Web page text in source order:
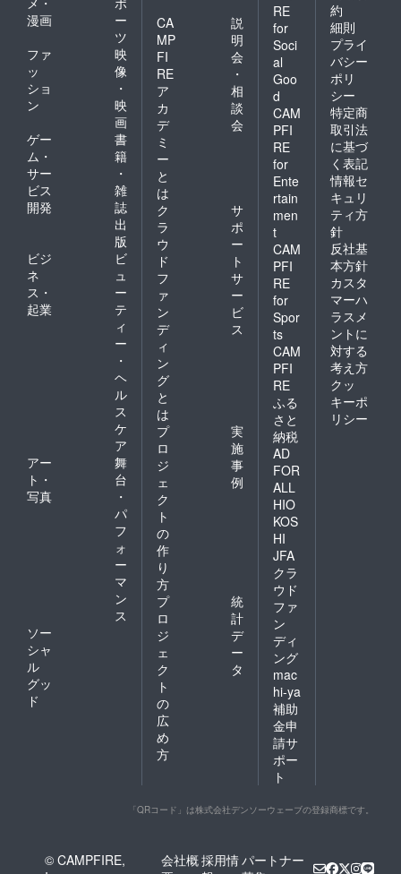
面での
面談の
場合、
コメダ
珈琲店
など公
共のス
ペース
で行い
ますの
で、ご
安心く
ださ
い。
漫画
ー
ツ
ファ
ッ
ショ
ン
映
像
・
映
画
ゲー
ム・
サー
ビス
開発
書
籍
・
雑
誌
出
版
ビジ
ネ
ス・
起業
ビ
ュ
ー
テ
ィ
ー
・
ヘ
ル
ス
ケ
ア
アー
ト・
写真
舞
台
・
パ
フ
ォ
ー
マ
ン
ス
ソー
シャ
ル
グッ
ド
CA
MP
FI
RE
ア
カ
デ
ミ
ー
と
は
説
明
会
・
相
談
会
ク
ラ
ウ
ド
フ
ァ
ン
デ
ィ
ン
グ
と
は
サ
ポ
ー
ト
サ
ー
ビ
ス
プ
ロ
ジ
ェ
ク
ト
の
作
り
方
実
施
事
例
プ
ロ
ジ
ェ
ク
ト
の
広
め
方
統
計
デ
ー
タ
RE
for
Soci
al
Goo
d
CAM
PFI
RE
for
Ente
rtain
men
t
CAM
PFI
RE
for
Spor
ts
CAM
PFI
RE
ふる
さと
納税
AD
FOR
ALL
HIO
KOS
HI
JFA
クラ
ウド
ファ
ン
ディ
ング
mac
hi-ya
補助
金申
請サ
ポー
ト
約
細則
プライ
バシー
ポリ
シー
特定商
取引法
に基づ
く表記
情報セ
キュリ
ティ方
針
反社基
本方針
カスタ
マーハ
ラスメ
ントに
対する
考え方
クッ
キーポ
リシー
「QRコード」は株式会社デンソーウェーブの登録商標です。
© CAMPFIRE,
会社概採用情パートナー